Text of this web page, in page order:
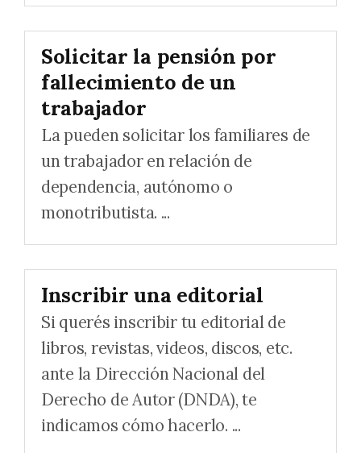
Solicitar la pensión por
fallecimiento de un
trabajador
La pueden solicitar los familiares de
un trabajador en relación de
dependencia, autónomo o
monotributista. ...
Inscribir una editorial
Si querés inscribir tu editorial de
libros, revistas, videos, discos, etc.
ante la Dirección Nacional del
Derecho de Autor (DNDA), te
indicamos cómo hacerlo. ...